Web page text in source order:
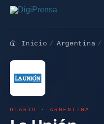
Inicio Argentina
DIARIO · ARGENTINA